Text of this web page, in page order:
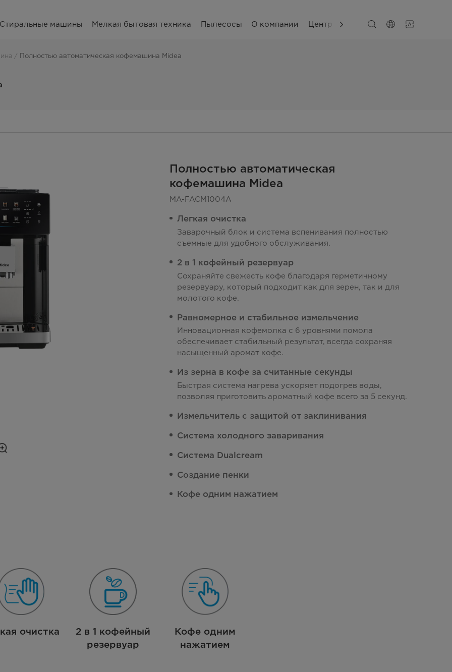
машины Мелкая бытовая техника Пылесосы О компании Центр поддержки
Полностью автоматическая кофемашина Midea
Полностью автоматическая
кофемашина Midea
MA-FACM1004A
Легкая очистка
Заварочный блок и система вспенивания полностью
съемные для удобного обслуживания.
2 в 1 кофейный резервуар
Сохраняйте свежесть кофе благодаря герметичному
резервуару, который подходит как для зерен, так и для
молотого кофе.
Равномерное и стабильное измельчение
Инновационная кофемолка с 6 уровнями помола
обеспечивает стабильный результат, всегда сохраняя
насыщенный аромат кофе.
Из зерна в кофе за считанные секунды
Быстрая система нагрева ускоряет подогрев воды,
позволяя приготовить ароматный кофе всего за 5 секунд.
Измельчитель с защитой от заклинивания
Система холодного заваривания
Система Dualcream
Создание пенки
Кофе одним нажатием
очистка
2 в 1 кофейный
резервуар
Кофе одним
нажатием